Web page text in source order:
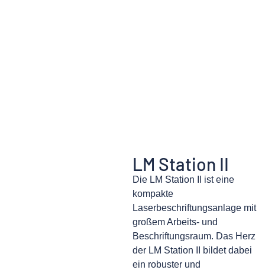
LM Station II
Die LM Station II ist eine
kompakte
Laserbeschriftungsanlage mit
großem Arbeits- und
Beschriftungsraum. Das Herz
der LM Station II bildet dabei
ein robuster und